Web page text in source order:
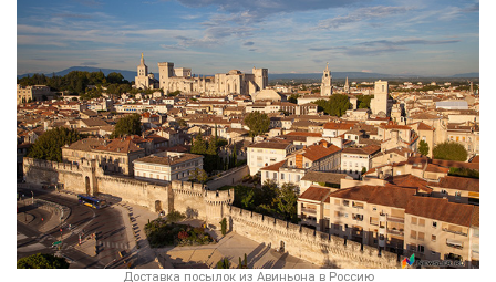
Доставка посылок из Авиньона в Россию